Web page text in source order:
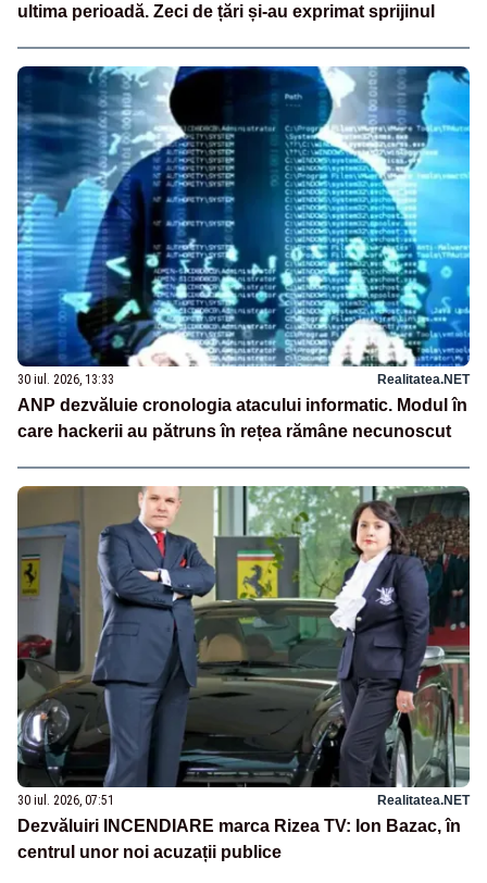
ultima perioadă. Zeci de țări și-au exprimat sprijinul
30 iul. 2026, 13:33 Realitatea.NET
ANP dezvăluie cronologia atacului informatic. Modul în
care hackerii au pătruns în rețea rămâne necunoscut
30 iul. 2026, 07:51 Realitatea.NET
Dezvăluiri INCENDIARE marca Rizea TV: Ion Bazac, în
centrul unor noi acuzații publice